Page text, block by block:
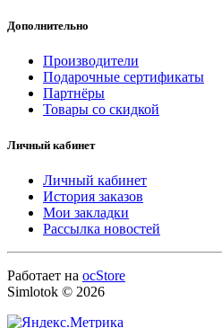
Дополнительно
Производители
Подарочные сертификаты
Партнёры
Товары со скидкой
Личный кабинет
Личный кабинет
История заказов
Мои закладки
Рассылка новостей
Работает на ocStore
Simlotok © 2026